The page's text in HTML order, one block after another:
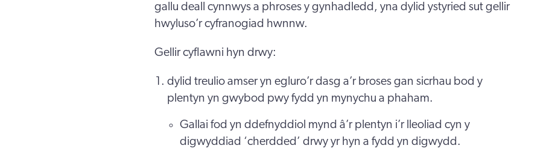
gallu deall cynnwys a phroses y gynhadledd, yna dylid ystyried sut gellir
hwyluso’r cyfranogiad hwnnw.
Gellir cyflawni hyn drwy:
dylid treulio amser yn egluro’r dasg a’r broses gan sicrhau bod y
plentyn yn gwybod pwy fydd yn mynychu a phaham.
Gallai fod yn ddefnyddiol mynd â’r plentyn i’r lleoliad cyn y
digwyddiad ‘cherdded’ drwy yr hyn a fydd yn digwydd.